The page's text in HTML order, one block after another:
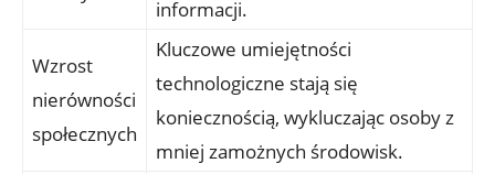
informacji.
Wzrost‌
nierówności
społecznych
Kluczowe umiejętności‌
technologiczne stają się
koniecznością, wykluczając osoby⁣ z
mniej zamożnych środowisk.